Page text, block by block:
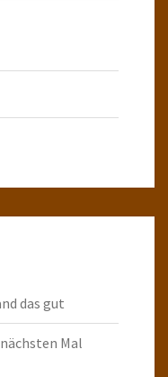
das gut
Mal